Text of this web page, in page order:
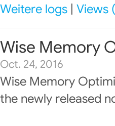
Weitere logs Views
Wise Memory
Oct. 24, 2016
Wise Memory
the newly released